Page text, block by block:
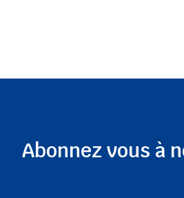
Abonnez vous à